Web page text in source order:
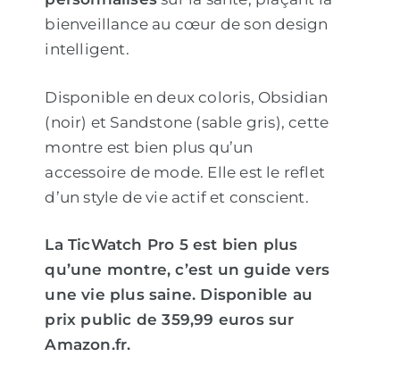
bienveillance au cœur de son design
intelligent.
Disponible en deux coloris, Obsidian
(noir) et Sandstone (sable gris), cette
montre est bien plus qu’un
accessoire de mode. Elle est le reflet
d’un style de vie actif et conscient.
La TicWatch Pro 5 est bien plus
qu’une montre, c’est un guide vers
une vie plus saine. Disponible au
prix public de 359,99 euros sur
Amazon.fr.